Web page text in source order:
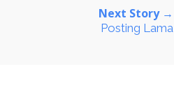
Next Story →
Posting Lama